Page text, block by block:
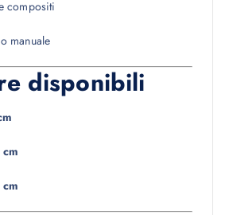
compositi
manuale
disponibili